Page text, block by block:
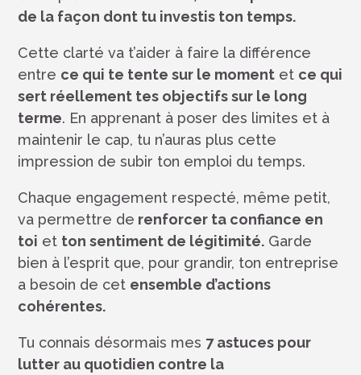
de la façon dont tu investis ton temps.
Cette clarté va t’aider à faire la différence
entre ce qui te tente sur le moment et ce qui
sert réellement tes objectifs sur le long
terme. En apprenant à poser des limites et à
maintenir le cap, tu n’auras plus cette
impression de subir ton emploi du temps.
Chaque engagement respecté, même petit,
va permettre de renforcer ta confiance en
toi et ton sentiment de légitimité. Garde
bien à l’esprit que, pour grandir, ton entreprise
a besoin de cet ensemble d’actions
cohérentes.
Tu connais désormais mes 7 astuces pour
lutter au quotidien contre la